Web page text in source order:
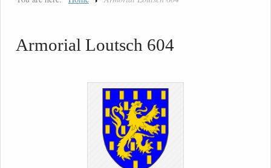
Armorial Loutsch 604